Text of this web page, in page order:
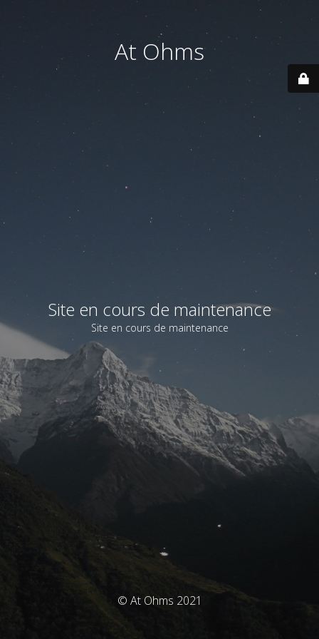
At Ohms
Site en cours de maintenance
Site en cours de maintenance
© At Ohms 2021